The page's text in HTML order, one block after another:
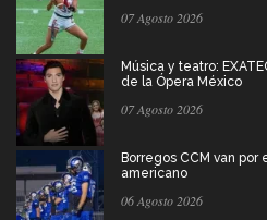
07 Agosto 2026
Música y teatro:
de la Ópera México
07 Agosto 2026
Borregos CCM van
americano
06 Agosto 2026